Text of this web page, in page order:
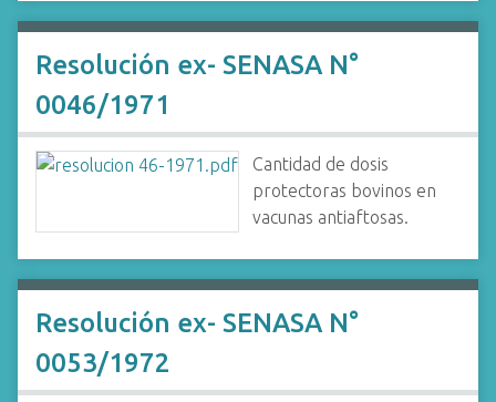
Resolución ex- SENASA N°
0046/1971
Cantidad de dosis
protectoras bovinos en
vacunas antiaftosas.
Resolución ex- SENASA N°
0053/1972